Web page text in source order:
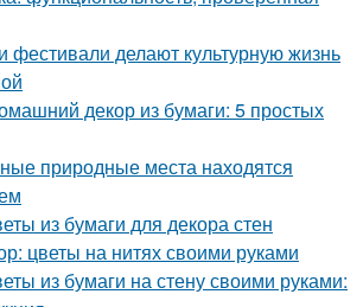
фестивали делают культурную жизнь
декор из бумаги: 5 простых
природные места находятся
из бумаги для декора стен
цветы на нитях своими руками
из бумаги на стену своими руками: